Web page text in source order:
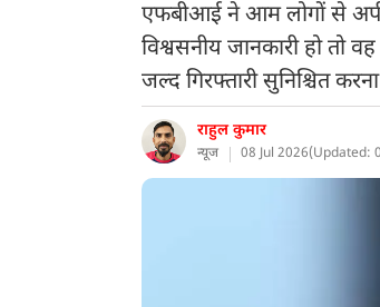
एफबीआई ने आम लोगों से
विश्वसनीय जानकारी हो तो
जल्द गिरफ्तारी सुनिश्चित
राहुल कुमार
न्यूज 08 Jul 2026(Updated: